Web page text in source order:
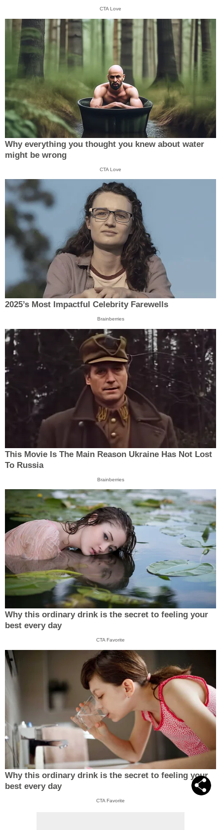
CTA Love
Why everything you thought you knew about water
might be wrong
CTA Love
2025’s Most Impactful Celebrity Farewells
Brainberries
This Movie Is The Main Reason Ukraine Has Not Lost
To Russia
Brainberries
Why this ordinary drink is the secret to feeling your
best every day
CTA Favorite
Why this ordinary drink is the secret to feeling your
best every day
CTA Favorite